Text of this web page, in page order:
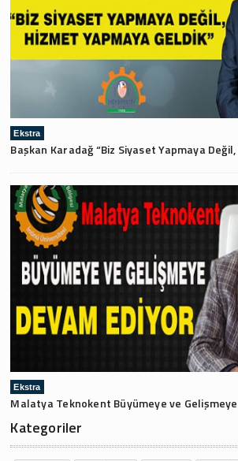
Ekstra
Ekstra
Malatya Teknokent Büyümeye ve
Kategoriler